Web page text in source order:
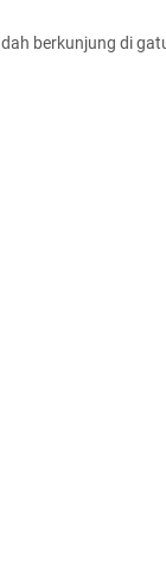
berkunjung di